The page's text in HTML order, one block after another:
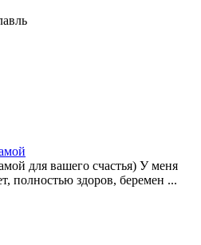
для вашего счастья) У меня
полностью здоров, беремен ...